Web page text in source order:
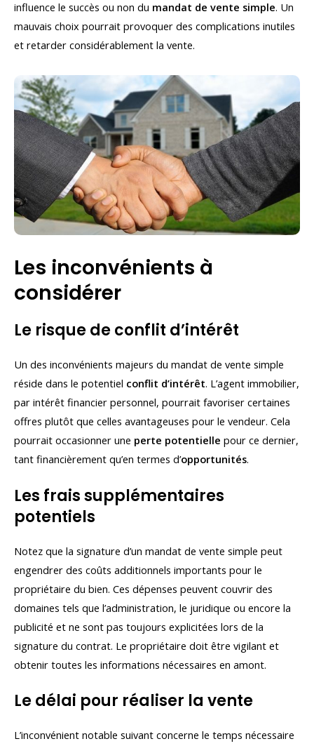
influence le succès ou non du mandat de vente simple. Un
mauvais choix pourrait provoquer des complications inutiles
et retarder considérablement la vente.
Les inconvénients à
considérer
Le risque de conflit d’intérêt
Un des inconvénients majeurs du mandat de vente simple
réside dans le potentiel conflit d’intérêt. L’agent immobilier,
par intérêt financier personnel, pourrait favoriser certaines
offres plutôt que celles avantageuses pour le vendeur. Cela
pourrait occasionner une perte potentielle pour ce dernier,
tant financièrement qu’en termes d’opportunités.
Les frais supplémentaires
potentiels
Notez que la signature d’un mandat de vente simple peut
engendrer des coûts additionnels importants pour le
propriétaire du bien. Ces dépenses peuvent couvrir des
domaines tels que l’administration, le juridique ou encore la
publicité et ne sont pas toujours explicitées lors de la
signature du contrat. Le propriétaire doit être vigilant et
obtenir toutes les informations nécessaires en amont.
Le délai pour réaliser la vente
L’inconvénient notable suivant concerne le temps nécessaire